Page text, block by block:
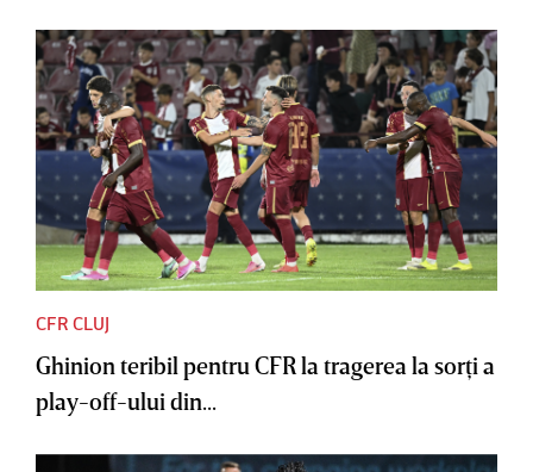
CFR CLUJ
Ghinion teribil pentru CFR la tragerea la sorţi a
play-off-ului din...